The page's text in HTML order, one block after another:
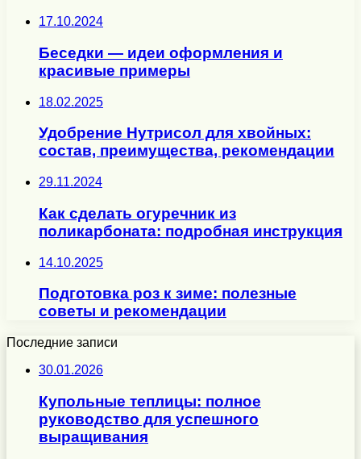
17.10.2024
Беседки — идеи оформления и
красивые примеры
18.02.2025
Удобрение Нутрисол для хвойных:
состав, преимущества, рекомендации
29.11.2024
Как сделать огуречник из
поликарбоната: подробная инструкция
14.10.2025
Подготовка роз к зиме: полезные
советы и рекомендации
Последние записи
30.01.2026
Купольные теплицы: полное
руководство для успешного
выращивания